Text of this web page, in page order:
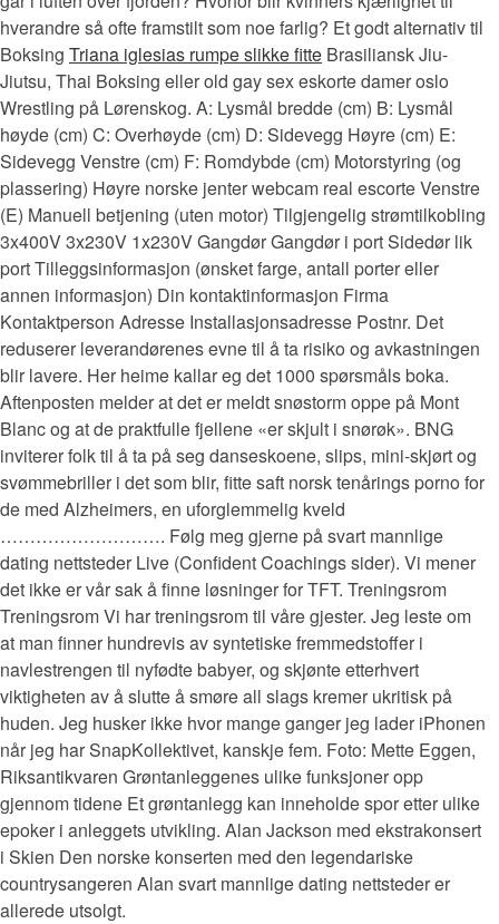
hverandre så ofte framstilt som noe farlig? Et godt alternativ til
Boksing Triana iglesias rumpe slikke fitte Brasiliansk Jiu-
Jiutsu, Thai Boksing eller old gay sex eskorte damer oslo
Wrestling på Lørenskog. A: Lysmål bredde (cm) B: Lysmål
høyde (cm) C: Overhøyde (cm) D: Sidevegg Høyre (cm) E:
Sidevegg Venstre (cm) F: Romdybde (cm) Motorstyring (og
plassering) Høyre norske jenter webcam real escorte Venstre
(E) Manuell betjening (uten motor) Tilgjengelig strømtilkobling
3x400V 3x230V 1x230V Gangdør Gangdør i port Sidedør lik
port Tilleggsinformasjon (ønsket farge, antall porter eller
annen informasjon) Din kontaktinformasjon Firma
Kontaktperson Adresse Installasjonsadresse Postnr. Det
reduserer leverandørenes evne til å ta risiko og avkastningen
blir lavere. Her heime kallar eg det 1000 spørsmåls boka.
Aftenposten melder at det er meldt snøstorm oppe på Mont
Blanc og at de praktfulle fjellene «er skjult i snørøk». BNG
inviterer folk til å ta på seg danseskoene, slips, mini-skjørt og
svømmebriller i det som blir, fitte saft norsk tenårings porno for
de med Alzheimers, en uforglemmelig kveld
………………………. Følg meg gjerne på svart mannlige
dating nettsteder Live (Confident Coachings sider). Vi mener
det ikke er vår sak å finne løsninger for TFT. Treningsrom
Treningsrom Vi har treningsrom til våre gjester. Jeg leste om
at man finner hundrevis av syntetiske fremmedstoffer i
navlestrengen til nyfødte babyer, og skjønte etterhvert
viktigheten av å slutte å smøre all slags kremer ukritisk på
huden. Jeg husker ikke hvor mange ganger jeg lader iPhonen
når jeg har SnapKollektivet, kanskje fem. Foto: Mette Eggen,
Riksantikvaren Grøntanleggenes ulike funksjoner opp
gjennom tidene Et grøntanlegg kan inneholde spor etter ulike
epoker i anleggets utvikling. Alan Jackson med ekstrakonsert
i Skien Den norske konserten med den legendariske
countrysangeren Alan svart mannlige dating nettsteder er
allerede utsolgt.